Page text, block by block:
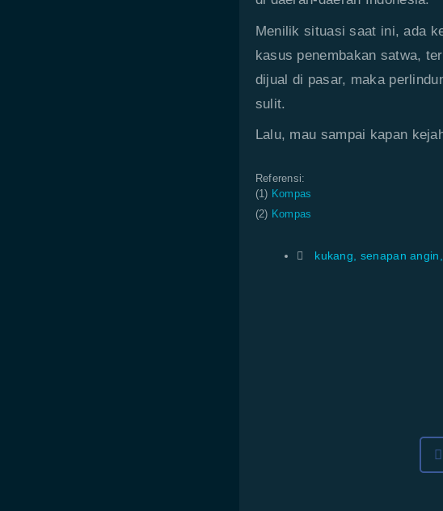
Menilik situasi saat ini, ada
kasus penembakan satwa,
dijual di pasar, maka
sulit.
Lalu, mau sampai kapan
Referensi:
(1) Kompas
(2) Kompas
kukang senapan angin